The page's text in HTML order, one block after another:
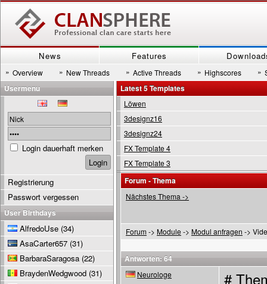
News Features
» Overview » New Threads » Active Threads » Highscores »
Latest 5 Templates
Löwen
3designz16
3designz24
FX Template 4
FX Template 3
Forum - Thema
Nächstes Thema ->
Forum-> Module -> Modul anfragen ->
Antworten: 64
Neurologe
#
Usermenu
Login dauerhaft merken
Registrierung
Passwort vergessen
User Birthdays
AlfredoUse (34)
AsaCarter657 (31)
BarbaraSaragosa (22)
BraydenWedgwood (31)